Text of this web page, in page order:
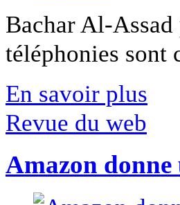
Bachar Al-
téléphonies sont
En savoir plus
Revue du web
Amazon donne